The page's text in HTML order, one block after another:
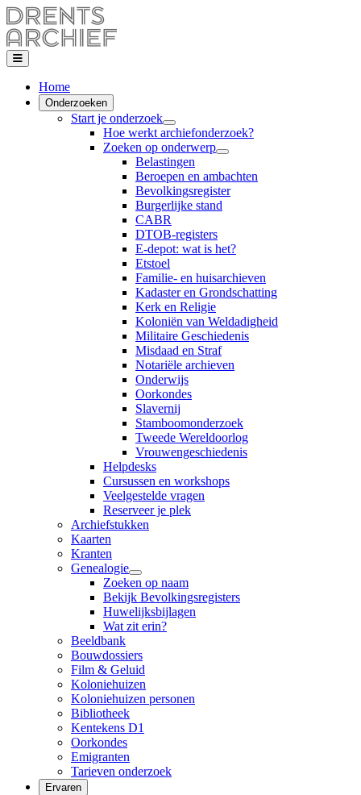
Home
Onderzoeken
Start je onderzoek
Hoe werkt archiefonderzoek?
Zoeken op onderwerp
Belastingen
Beroepen en ambachten
Bevolkingsregister
Burgerlijke stand
CABR
DTOB-registers
E-depot: wat is het?
Etstoel
Familie- en huisarchieven
Kadaster en Grondschatting
Kerk en Religie
Koloniën van Weldadigheid
Militaire Geschiedenis
Misdaad en Straf
Notariële archieven
Onderwijs
Oorkondes
Slavernij
Stamboomonderzoek
Tweede Wereldoorlog
Vrouwengeschiedenis
Helpdesks
Cursussen en workshops
Veelgestelde vragen
Reserveer je plek
Archiefstukken
Kaarten
Kranten
Genealogie
Zoeken op naam
Bekijk Bevolkingsregisters
Huwelijksbijlagen
Wat zit erin?
Beeldbank
Bouwdossiers
Film & Geluid
Koloniehuizen
Koloniehuizen personen
Bibliotheek
Kentekens D1
Oorkondes
Emigranten
Tarieven onderzoek
Ervaren